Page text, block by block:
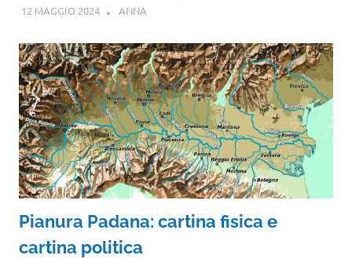
12 MAGGIO 2024 ANNA
Pianura Padana: cartina fisica e
cartina politica